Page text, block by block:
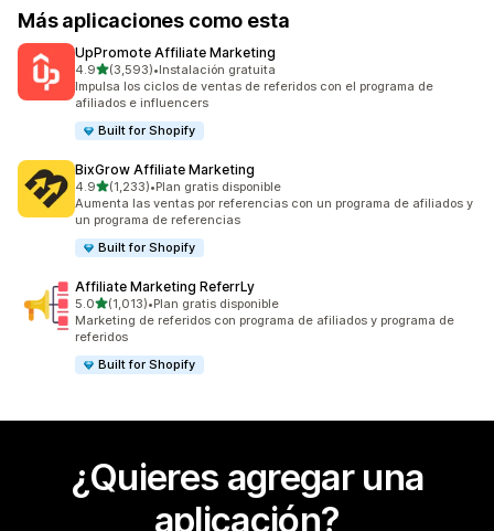
Más aplicaciones como esta
UpPromote Affiliate Marketing
4.9de 5 estrellas
(3,593)
3593 reseñas en total
•Instalación gratuita
Impulsa los ciclos de ventas de referidos con el programa de
afiliados e influencers
Built for Shopify
BixGrow Affiliate Marketing
4.9de 5 estrellas
(1,233)
1233 reseñas en total
•Plan gratis disponible
Aumenta las ventas por referencias con un programa de afiliados y
un programa de referencias
Built for Shopify
Affiliate Marketing ReferrLy
5.0de 5 estrellas
(1,013)
1013 reseñas en total
•Plan gratis disponible
Marketing de referidos con programa de afiliados y programa de
referidos
Built for Shopify
¿Quieres agregar una
aplicación?